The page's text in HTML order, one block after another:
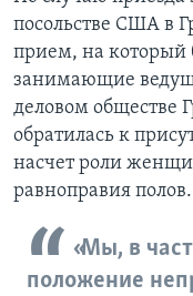
посольстве США в
прием, на
занимающие
деловом обществе
обратилась к
насчет роли
равноправия полов.
«Мы, в
положение